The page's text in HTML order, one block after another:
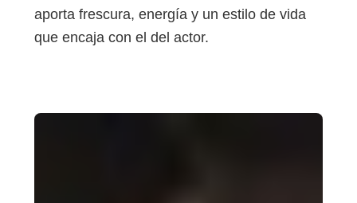
aporta frescura, energía y un estilo de vida
que encaja con el del actor.